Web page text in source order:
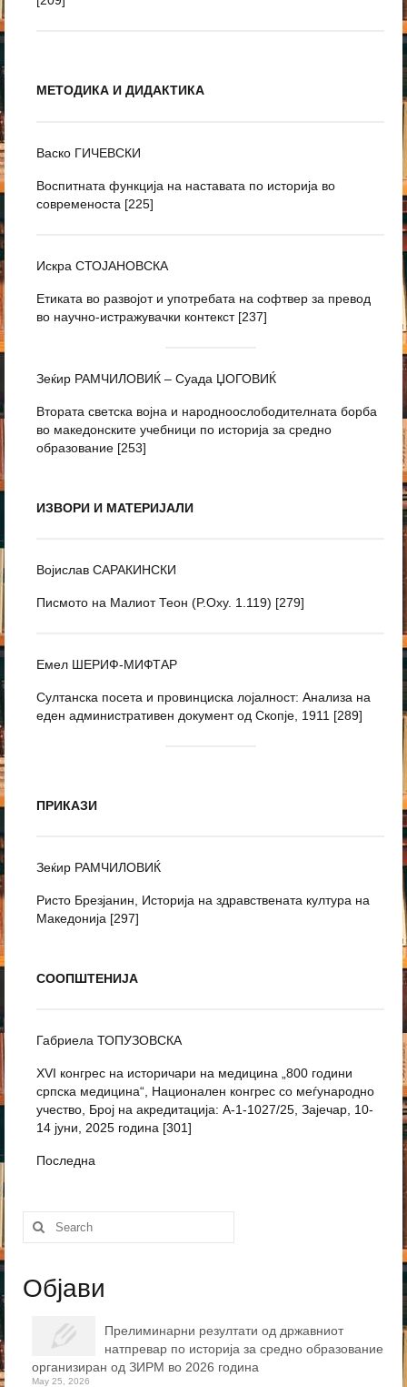
МЕТОДИКА И ДИДАКТИКА
Васко ГИЧЕВСКИ
Воспитната функција на наставата по историја во
современоста [225]
Искра СТОЈАНОВСКА
Етиката во развојот и употребата на софтвер за превод
во научно-истражувачки контекст [237]
Зеќир РАМЧИЛОВИЌ – Суада ЏОГОВИЌ
Втората светска војна и народноослободителната борба
во македонските учебници по историја за средно
образование [253]
ИЗВОРИ И МАТЕРИЈАЛИ
Војислав САРАКИНСКИ
Писмото на Малиот Теон (P.Oxy. 1.119) [279]
Емел ШЕРИФ-МИФТАР
Султанска посета и провинциска лојалност: Анализа на
еден административен документ од Скопје, 1911 [289]
ПРИКАЗИ
Зеќир РАМЧИЛОВИЌ
Ристо Брезјанин, Историја на здравствената култура на
Македонија [297]
СООПШТЕНИЈА
Габриела ТОПУЗОВСКА
XVI конгрес на историчари на медицина „800 години
српска медицина“, Национален конгрес со меѓународно
учество, Број на акредитација: А-1-1027/25, Зајечар, 10-
14 јуни, 2025 година [301]
Последна
Search
for:
Објави
Прелиминарни резултати од државниот
натпревар по историја за средно образование
организиран од ЗИРМ во 2026 година
May 25, 2026